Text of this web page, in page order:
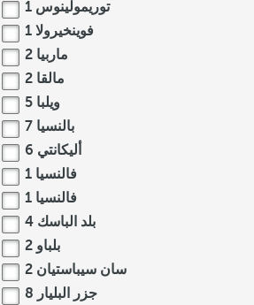
توريمولينوس 1
فوينخيرولا 1
ماربيا 2
مالقا 2
ويلبا 5
بالنسيا 7
أليكانتي 6
فالنسيا 1
فالنسيا 1
بلد الباسك 4
بلباو 2
سان سيباستيان 2
جزر البليار 8